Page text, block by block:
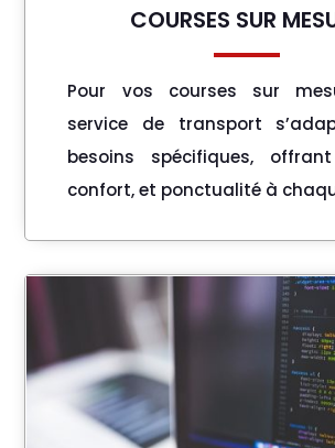
COURSES SUR
Pour vos courses sur
service de transport
besoins spécifiques,
confort, et ponctualité à